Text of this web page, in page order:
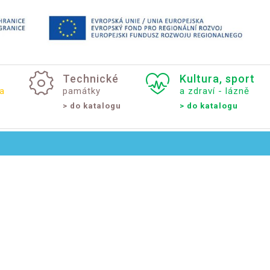
Technické
památky
> do katalogu
Kultura, sport
a zdraví - lázně
> do katalogu